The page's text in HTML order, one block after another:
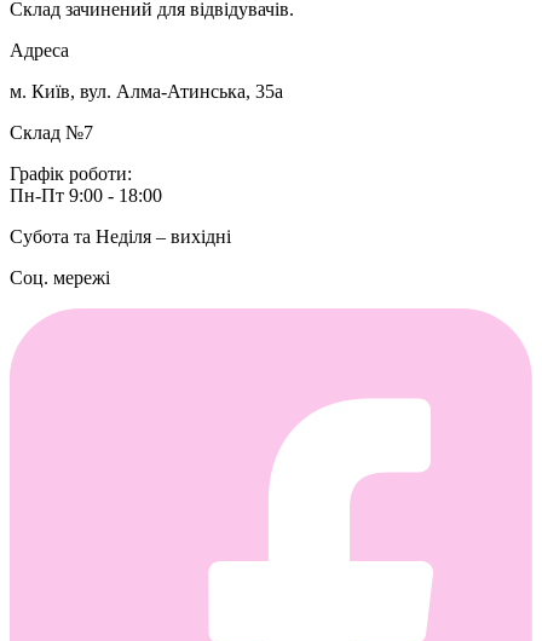
Склад зачинений для відвідувачів.
Адреса
м. Київ, вул. Алма-Атинська, 35а
Склад №7
Графік роботи:
Пн-Пт 9:00 - 18:00
Субота та Неділя – вихідні
Соц. мережі